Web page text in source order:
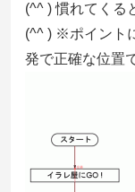
(^^ ) 慣れてくる
(^^ ) ※ポイント
発で正確な位置